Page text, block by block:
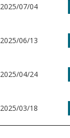
2025/07/04
2025/06/13
2025/04/24
2025/03/18